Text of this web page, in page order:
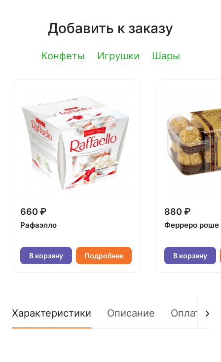
Добавить к заказу
Конфеты Игрушки Шары
660 ₽
Рафаэлло
В корзину Подробнее
880 ₽
Ферреро роше
В корзину
Характеристики Описание Оплата